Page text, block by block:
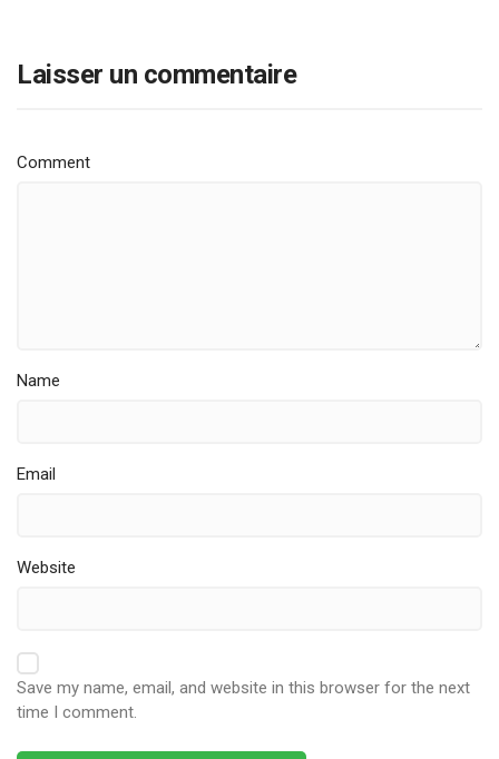
Laisser un commentaire
Comment
Name
Email
Website
Save my name, email, and website in this browser for the next
time I comment.